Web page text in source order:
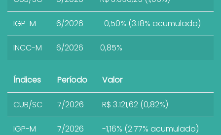
IGP-M 6/2026 -0,50% (3.18% acumulado)
INCC-M 6/2026 0,85%
Índices Período Valor
CUB/SC 7/2026 R$ 3.121,62 (0,82%)
IGP-M 7/2026 -1,16% (2.77% acumulado)